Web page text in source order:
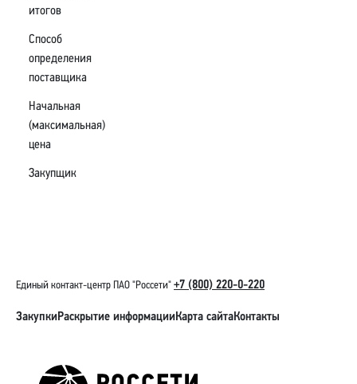
итогов
Способ
определения
поставщика
Начальная
(максимальная)
цена
Закупщик
Единый контакт-центр ПАО "Россети" +7 (800) 220-0-220
ЗакупкиРаскрытие информацииКарта сайтаКонтакты